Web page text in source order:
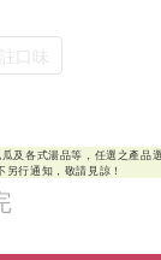
口味